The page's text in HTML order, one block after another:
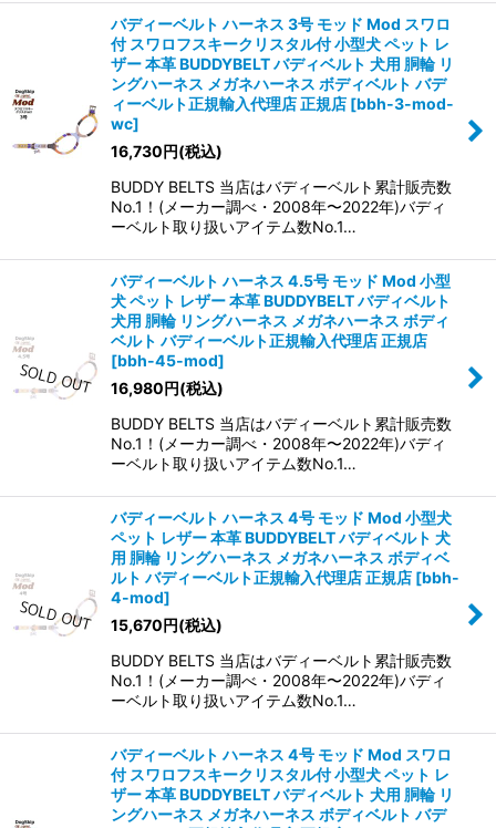
バディーベルト ハーネス 3号 モッド Mod スワロ
付 スワロフスキークリスタル付 小型犬 ペット レ
ザー 本革 BUDDYBELT バディベルト 犬用 胴輪 リ
ングハーネス メガネハーネス ボディベルト バデ
ィーベルト正規輸入代理店 正規店 [bbh-3-mod-
wc]
16,730円(税込)
BUDDY BELTS 当店はバディーベルト累計販売数
No.1！(メーカー調べ・2008年〜2022年)バディ
ーベルト取り扱いアイテム数No.1…
バディーベルト ハーネス 4.5号 モッド Mod 小型
犬 ペット レザー 本革 BUDDYBELT バディベルト
犬用 胴輪 リングハーネス メガネハーネス ボディ
ベルト バディーベルト正規輸入代理店 正規店
[bbh-45-mod]
16,980円(税込)
BUDDY BELTS 当店はバディーベルト累計販売数
No.1！(メーカー調べ・2008年〜2022年)バディ
ーベルト取り扱いアイテム数No.1…
バディーベルト ハーネス 4号 モッド Mod 小型犬
ペット レザー 本革 BUDDYBELT バディベルト 犬
用 胴輪 リングハーネス メガネハーネス ボディベ
ルト バディーベルト正規輸入代理店 正規店 [bbh-
4-mod]
15,670円(税込)
BUDDY BELTS 当店はバディーベルト累計販売数
No.1！(メーカー調べ・2008年〜2022年)バディ
ーベルト取り扱いアイテム数No.1…
バディーベルト ハーネス 4号 モッド Mod スワロ
付 スワロフスキークリスタル付 小型犬 ペット レ
ザー 本革 BUDDYBELT バディベルト 犬用 胴輪 リ
ングハーネス メガネハーネス ボディベルト バデ